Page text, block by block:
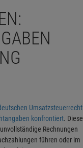
Umsatzsteuerrecht
konfrontiert. Diese
Rechnungen
führen oder im